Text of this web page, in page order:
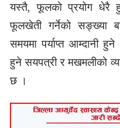
यस्तै, फूलको प्रयोग धेरै
फूलखेती गर्नेको सङ्ख्या
समयमा पर्याप्त आम्दानी
हुने सयपत्री र मखमलीको
छ ।